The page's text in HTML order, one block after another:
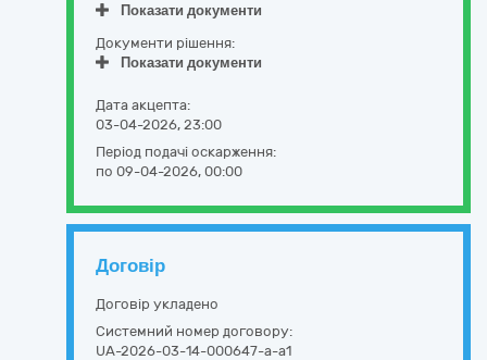
Показати документи
Документи рішення:
Показати документи
Дата акцепта:
03-04-2026, 23:00
Період подачі оскарження:
по 09-04-2026, 00:00
Договір
Договір укладено
Системний номер договору:
UA-2026-03-14-000647-a-a1